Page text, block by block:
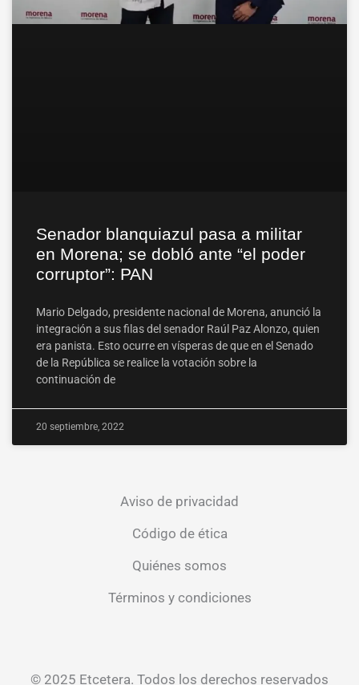
Senador blanquiazul pasa a militar
en Morena; se dobló ante “el poder
corruptor”: PAN
Mario Delgado, presidente nacional de Morena, anunció la
integración a sus filas del senador Raúl Paz Alonzo, quien
era panista. Esto ocurre en vísperas de que en el Senado
de la República se realice la votación sobre la
continuación de
20 septiembre, 2022
Aviso de privacidad
Código de ética
Quiénes somos
Términos y condiciones
© 2025 Etcetera. Todos los derechos reservados